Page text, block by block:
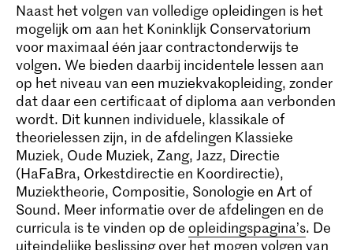
Naast het volgen van volledige opleidingen is het
mogelijk om aan het Koninklijk Conservatorium
voor maximaal één jaar contractonderwijs te
volgen. We bieden daarbij incidentele lessen aan
op het niveau van een muziekvakopleiding, zonder
dat daar een certificaat of diploma aan verbonden
wordt. Dit kunnen individuele, klassikale of
theorielessen zijn, in de afdelingen Klassieke
Muziek, Oude Muziek, Zang, Jazz, Directie
(HaFaBra, Orkestdirectie en Koordirectie),
Muziektheorie, Compositie, Sonologie en Art of
Sound. Meer informatie over de afdelingen en de
curricula is te vinden op de opleidingspagina’s. De
uiteindelijke beslissing over het mogen volgen van